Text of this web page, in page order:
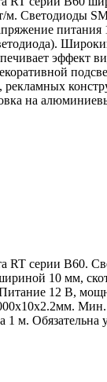
Светодиоды
эффект
рекламных
на
RT серии B60.
10 мм,
12 В,
Мин.
1 м. Обязательна